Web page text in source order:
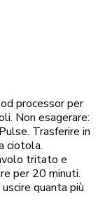
processor per
Non esagerare:
Trasferire in
ciotola.
tritato e
per 20 minuti.
quanta più